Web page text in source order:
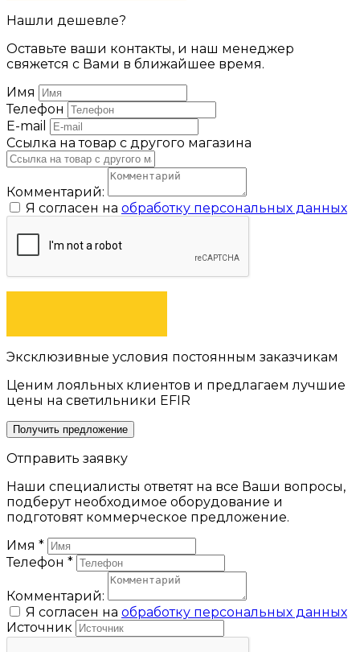
Нашли дешевле?
Оставьте ваши контакты, и наш менеджер
свяжется с Вами в ближайшее время.
Имя
Телефон
E-mail
Ссылка на товар с другого магазина
Комментарий:
Я согласен на обработку персональных данных
Эксклюзивные условия постоянным заказчикам
Ценим лояльных клиентов и предлагаем лучшие
цены на светильники EFIR
Получить предложение
Отправить заявку
Наши специалисты ответят на все Ваши вопросы,
подберут необходимое оборудование и
подготовят коммерческое предложение.
Имя *
Телефон *
Комментарий:
Я согласен на обработку персональных данных
Источник